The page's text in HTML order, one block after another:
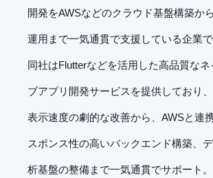
開発をAWSなどのクラウド基盤構築か
運用まで一気通貫で支援している企業で
同社はFlutterなどを活用した高品質なネ
ブアプリ開発サービスを提供しており
表示速度の劇的な改善から、AWSと連
スポンス性の高いバックエンド構築、
析基盤の整備まで一気通貫でサポート。